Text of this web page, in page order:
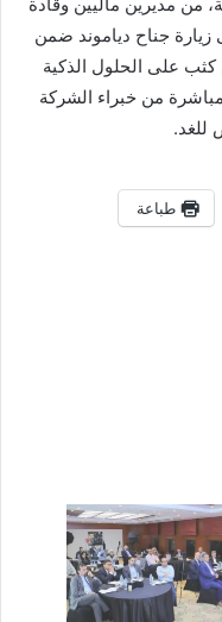
جناح دياموند ضمن
على الحلول الذكية
من خبراء الشركة
للغد.
طباعة